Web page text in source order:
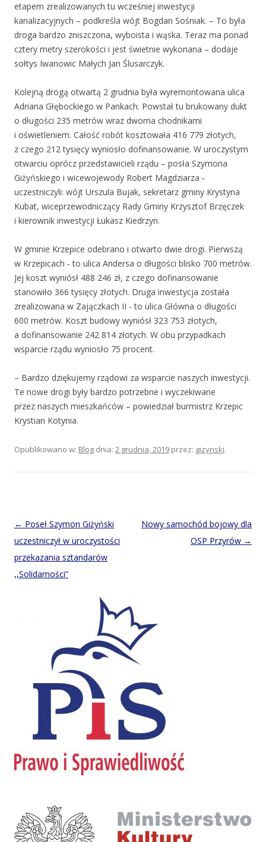
etapem zrealizowanych tu wcześniej inwestycji
kanalizacyjnych – podkreśla wójt Bogdan Sośniak. – To była
droga bardzo zniszczona, wyboista i wąska. Teraz ma ponad
cztery metry szerokości i jest świetnie wykonana – dodaje
sołtys Iwanowic Małych Jan Ślusarczyk.
Kolejną drogą otwartą 2 grudnia była wyremontowana ulica
Adriana Głębockiego w Pankach. Powstał tu brukowany dukt
o długości 235 metrów wraz dwoma chodnikami
i oświetleniem. Całość robót kosztowała 416 779 złotych,
z czego 212 tysięcy wyniosło dofinansowanie. W uroczystym
otwarciu oprócz przedstawicieli rządu – posła Szymona
Giżyńskiego i wicewojewody Robert Magdziarza ‑
uczestniczyli: wójt Urszula Bujak, sekretarz gminy Krystyna
Kubat, wiceprzewodniczący Rady Gminy Krzysztof Brzęczek
i kierownik inwestycji Łukasz Kiedrzyn.
W gminie Krzepice odebrano i otwarto dwie drogi. Pierwszą
w Krzepicach ‑ to ulica Andersa o długości blisko 700 metrów.
Jej koszt wyniósł 488 246 zł, z czego dofinansowanie
stanowiło 366 tysięcy złotych. Druga inwestycja została
zrealizowana w Zajączkach II ‑ to ulica Główna o długości
600 metrów. Koszt budowy wyniósł 323 753 złotych,
a dofinansowanie 242 814 złotych. W obu przypadkach
wsparcie rządu wyniosło 75 procent.
– Bardzo dziękujemy rządowi za wsparcie naszych inwestycji.
Te nowe drogi były bardzo potrzebne i wyczekiwane
przez naszych mieszkańców – powiedział burmistrz Krzepic
Krystian Kotynia.
Opublikowano w: Blog dnia: 2 grudnia, 2019 przez: gizynski.
Post
navigation
← Poseł Szymon Giżyński
uczestniczył w uroczystości
przekazania sztandarów
,,Solidarności”
Nowy samochód bojowy dla
OSP Przyrów →